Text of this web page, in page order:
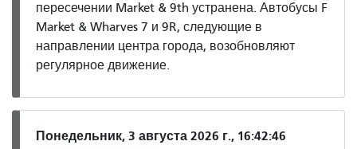
пересечении Market & 9th устранена. Автобусы F
Market & Wharves 7 и 9R, следующие в
направлении центра города, возобновляют
регулярное движение.
Понедельник, 3 августа 2026 г., 16:42:46